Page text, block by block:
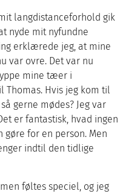
langdistanceforhold gik
nyde mit nyfundne
erklærede jeg, at mine
var ovre. Det var nu
mine tæer i
Thomas. Hvis jeg kom til
gerne mødes? Jeg var
er fantastisk, hvad ingen
for en person. Men
indtil den tidlige
føltes speciel, og jeg